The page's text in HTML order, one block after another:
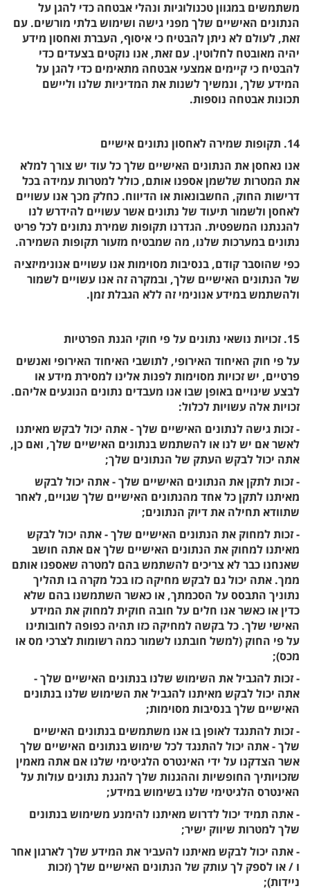
משתמשים במגוון טכנולוגיות ונהלי אבטחה כדי להגן על
הנתונים האישיים שלך מפני גישה ושימוש בלתי מורשים. עם
זאת, לעולם לא ניתן להבטיח כי איסוף, העברת ואחסון מידע
יהיה מאובטח לחלוטין. עם זאת, אנו נוקטים בצעדים כדי
להבטיח כי קיימים אמצעי אבטחה מתאימים כדי להגן על
המידע שלך, ונמשיך לשנות את המדיניות שלנו וליישם
תכונות אבטחה נוספות.
14. תקופות שמירה לאחסון נתונים אישיים
אנו נאחסן את הנתונים האישיים שלך כל עוד יש צורך למלא
את המטרות שלשמן אספנו אותם, כולל למטרות עמידה בכל
דרישות החוק, החשבונאות או הדיווח. כחלק מכך אנו עשויים
לאחסן ולשמור תיעוד של נתונים אשר עשויים להידרש לנו
להגנתנו המשפטית. הגדרנו תקופות שמירת נתונים לכל פריט
נתונים במערכות שלנו, מה שמבטיח מזעור תקופות השמירה.
כפי שהוסבר קודם, בנסיבות מסוימות אנו עשויים אנונימיזציה
של הנתונים האישיים שלך, ובמקרה זה אנו עשויים לשמור
ולהשתמש במידע אנונימי זה ללא הגבלת זמן.
15. זכויות נושאי נתונים על פי חוקי הגנת הפרטיות
על פי חוק האיחוד האירופי, לתושבי האיחוד האירופי ואנשים
פרטיים, יש זכויות מסוימות לפנות אלינו למסירת מידע או
לבצע שינויים באופן שבו אנו מעבדים נתונים הנוגעים אליהם.
זכויות אלה עשויות לכלול:
- זכות גישה לנתונים האישיים שלך - אתה יכול לבקש מאיתנו
לאשר אם יש לנו או להשתמש בנתונים האישיים שלך, ואם כן,
אתה יכול לבקש העתק של הנתונים שלך;
- זכות לתקן את הנתונים האישיים שלך - אתה יכול לבקש
מאיתנו לתקן כל אחד מהנתונים האישיים שלך שגויים, לאחר
שתוודא תחילה את דיוק הנתונים;
- זכות למחוק את הנתונים האישיים שלך - אתה יכול לבקש
מאיתנו למחוק את הנתונים האישיים שלך אם אתה חושב
שאנחנו כבר לא צריכים להשתמש בהם למטרה שאספנו אותם
ממך. אתה יכול גם לבקש מחיקה כזו בכל מקרה בו תהליך
נתוניך התבסס על הסכמתך, או כאשר השתמשנו בהם שלא
כדין או כאשר אנו חלים על חובה חוקית למחוק את המידע
האישי שלך. כל בקשה למחיקה כזו תהיה כפופה לחובותינו
על פי החוק (למשל חובתנו לשמור כמה רשומות לצרכי מס או
מכס);
- זכות להגביל את השימוש שלנו בנתונים האישיים שלך -
אתה יכול לבקש מאיתנו להגביל את השימוש שלנו בנתונים
האישיים שלך בנסיבות מסוימות;
- זכות להתנגד לאופן בו אנו משתמשים בנתונים האישיים
שלך - אתה יכול להתנגד לכל שימוש בנתונים האישיים שלך
אשר הצדקנו על ידי האינטרס הלגיטימי שלנו אם אתה מאמין
שזכויותיך החופשיות וההגנות שלך להגנת נתונים עולות על
האינטרס הלגיטימי שלנו בשימוש במידע;
- אתה תמיד יכול לדרוש מאיתנו להימנע משימוש בנתונים
שלך למטרות שיווק ישיר;
- אתה יכול לבקש מאיתנו להעביר את המידע שלך לארגון אחר
ו / או לספק לך עותק של הנתונים האישיים שלך (זכות
ניידות);